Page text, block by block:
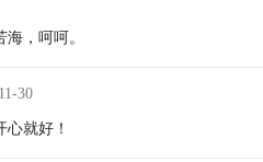
，呵呵。
30
就好！